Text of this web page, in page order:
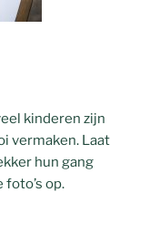
kinderen zijn
vermaken. Laat
hun gang
op.